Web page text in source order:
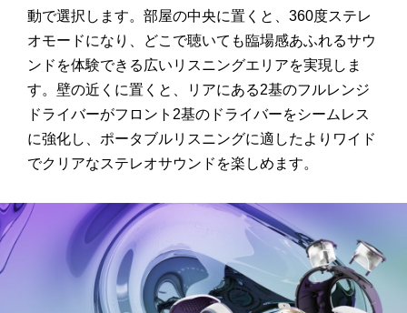
動で選択します。部屋の中央に置くと、 360度ステレ
オモードになり、どこで聴いても臨場感あふれるサウ
ンドを体験できる広いリスニングエリアを実現しま
す。壁の近くに置くと、リアにある2基のフルレンジ
ドライバーがフロント 2基のドライバーをシームレス
に強化し、ポータブルリスニングに適したよりワイド
でクリアなステレオサウンドを楽しめます。